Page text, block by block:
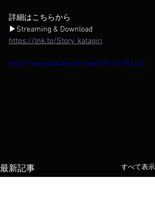
詳細はこちらから
▶Streaming & Download
https://lnk.to/Story_katagiri
https://www.youtube.com/watch?v=ufr75cLrLjk
最新記事 すべて表示